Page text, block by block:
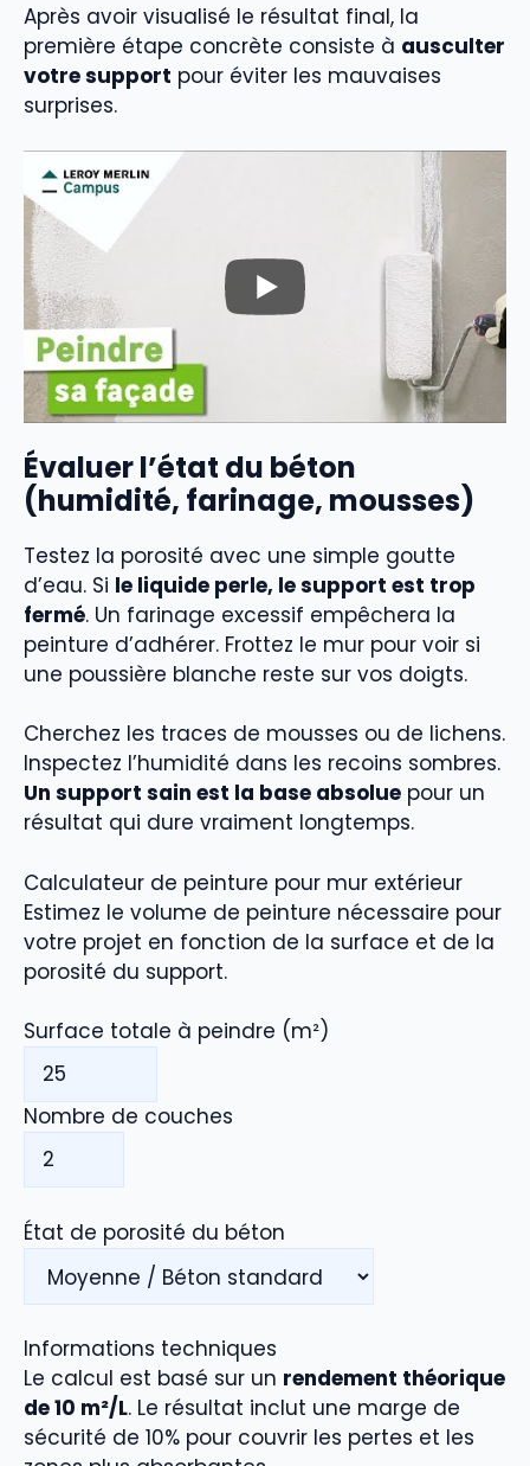
Après avoir visualisé le résultat final, la
première étape concrète consiste à ausculter
votre support pour éviter les mauvaises
surprises.
Évaluer l’état du béton
(humidité, farinage, mousses)
Testez la porosité avec une simple goutte
d’eau. Si le liquide perle, le support est trop
fermé. Un farinage excessif empêchera la
peinture d’adhérer. Frottez le mur pour voir si
une poussière blanche reste sur vos doigts.
Cherchez les traces de mousses ou de lichens.
Inspectez l’humidité dans les recoins sombres.
Un support sain est la base absolue pour un
résultat qui dure vraiment longtemps.
Calculateur de peinture pour mur extérieur
Estimez le volume de peinture nécessaire pour
votre projet en fonction de la surface et de la
porosité du support.
Surface totale à peindre (m²)
Nombre de couches
État de porosité du béton
Informations techniques
Le calcul est basé sur un rendement théorique
de 10 m²/L. Le résultat inclut une marge de
sécurité de 10% pour couvrir les pertes et les